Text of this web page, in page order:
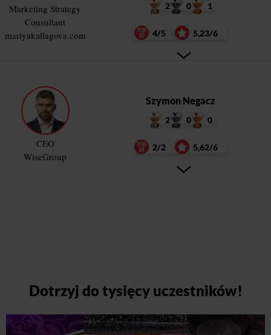
Marketing Strategy
Consultant
mariyakallagova.com
2 0 1
4/5 5,23/6
CEO
WiseGroup
Szymon Negacz
2 0 0
2/2 5,62/6
Dotrzyj do tysięcy uczestników!